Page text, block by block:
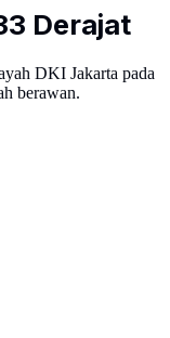
Derajat
DKI Jakarta pada
berawan.